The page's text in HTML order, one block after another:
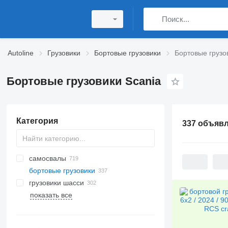
Autoline Грузовики Бортовые грузовики Бортовые
Бортовые грузовики Scania
Категория
самосвалы
бортовые грузовики
грузовики шасси
показать все
337